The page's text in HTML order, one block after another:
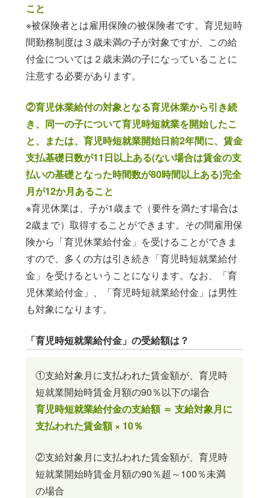
こと
※被保険者とは雇用保険の被保険者です。育児短時
間勤務制度は３歳未満の子が対象ですが、この給
付金については２歳未満の子になっていることに
注意する必要があります。
②育児休業給付の対象となる育児休業から引き続
き、同一の子について育児時短就業を開始したこ
と、または、育児時短就業開始日前2年間に、賃金
支払基礎日数が11日以上ある(ない場合は賃金の支
払いの基礎となった時間数が80時間以上ある)完全
月が12か月あること
※育児休業は、子が1歳まで（要件を満たす場合は
2歳まで）取得することができます。その間雇用保
険から「育児休業給付金」を受けることができま
すので、多くの方は引き続き「育児時短就業給付
金」を受けるということになります。なお、「育
児休業給付金」、「育児時短就業給付金」は男性
も対象になります。
「育児時短就業給付金」の受給額は？
①支給対象月に支払われた賃金額が、育児時
短就業開始時賃金月額の90％以下の場合
育児時短就業給付金の支給額 ＝ 支給対象月に
支払われた賃金額 × 10％
②支給対象月に支払われた賃金額が、育児時
短就業開始時賃金月額の90％超～100％未満
の場合